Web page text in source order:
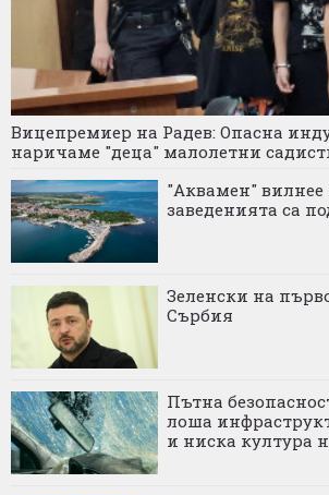
Вицепремиер на Радев: Опасна
наричаме "деца" малолетни
"Аквамен" вилнее
заведенията са
Зеленски на
Сърбия
Пътна
лоша
и ниска култура